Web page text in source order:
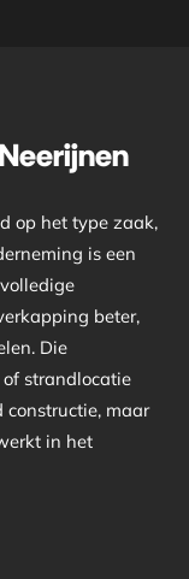
op het type zaak,
is een
beter,
Die
strandlocatie
constructie, maar
in het